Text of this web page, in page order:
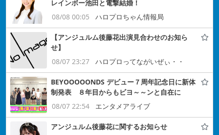
レインボー池田と電撃結婚！
08/08 00:05
ハロプロちゃん情報局
【アンジュルム後藤花出演見合わせのお知ら
せ】
08/07 23:27
ハロプロってながいぜぃ・・
BEYOOOOONDS デビュー７周年記念日に新体
制発表 ８年目からもビヨ～～ンと自在に
08/07 22:54
エンタメアライブ
アンジュルム後藤花に関するお知らせ